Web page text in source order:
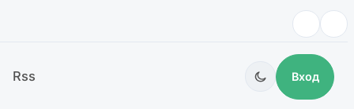
Rss Вход